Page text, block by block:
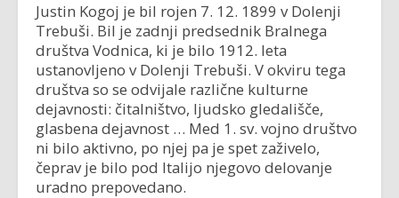
Justin Kogoj je bil rojen 7. 12. 1899 v Dolenji
Trebuši. Bil je zadnji predsednik Bralnega
društva Vodnica, ki je bilo 1912. leta
ustanovljeno v Dolenji Trebuši. V okviru tega
društva so se odvijale različne kulturne
dejavnosti: čitalništvo, ljudsko gledališče,
glasbena dejavnost … Med 1. sv. vojno društvo
ni bilo aktivno, po njej pa je spet zaživelo,
čeprav je bilo pod Italijo njegovo delovanje
uradno prepovedano.